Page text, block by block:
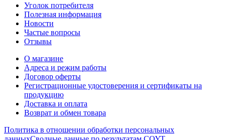
Уголок потребителя
Полезная информация
Новости
Частые вопросы
Отзывы
О магазине
Адреса и режим работы
Договор оферты
Регистрационные удостоверения и сертификаты на
продукцию
Доставка и оплата
Возврат и обмен товара
Политика в отношении обработки персональных